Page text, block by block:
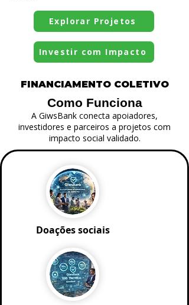
Explorar Projetos
Investir com Impacto
FINANCIAMENTO COLETIVO
Como Funciona
A GiwsBank conecta apoiadores,
investidores e parceiros a projetos com
impacto social validado.​
Doações sociais